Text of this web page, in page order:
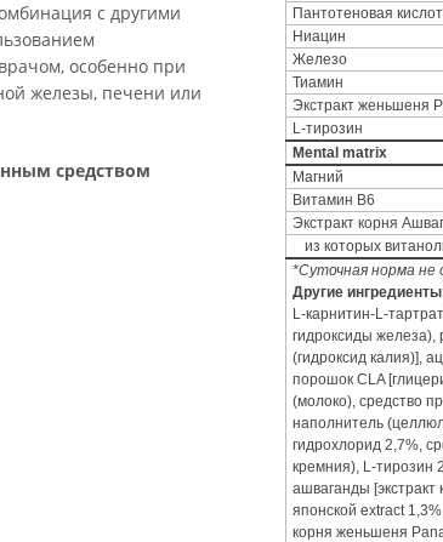
с другими
особенно при
железы, печени или
средством
Пантотеновая
Ниацин
Железо
Тиамин
Экстракт женьшеня
L-тирозин
Мental matrix
Магний
Витамин В6
Экстракт корня
из которых
*Суточная норма не
Другие
L-карнитин-L-
гидроксиды железа),
(гидроксид калия)],
порошок CLA
(молоко), средство
наполнитель
гидрохлорид 2,7%,
кремния), L-тирозин
ашваганды
японской extract
корня женьшеня